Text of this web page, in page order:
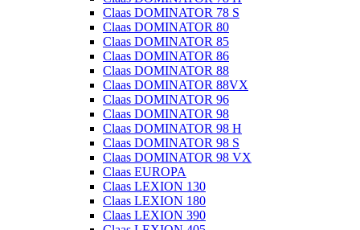
Claas DOMINATOR 78 S
Claas DOMINATOR 80
Claas DOMINATOR 85
Claas DOMINATOR 86
Claas DOMINATOR 88
Claas DOMINATOR 88VX
Claas DOMINATOR 96
Claas DOMINATOR 98
Claas DOMINATOR 98 H
Claas DOMINATOR 98 S
Claas DOMINATOR 98 VX
Claas EUROPA
Claas LEXION 130
Claas LEXION 180
Claas LEXION 390